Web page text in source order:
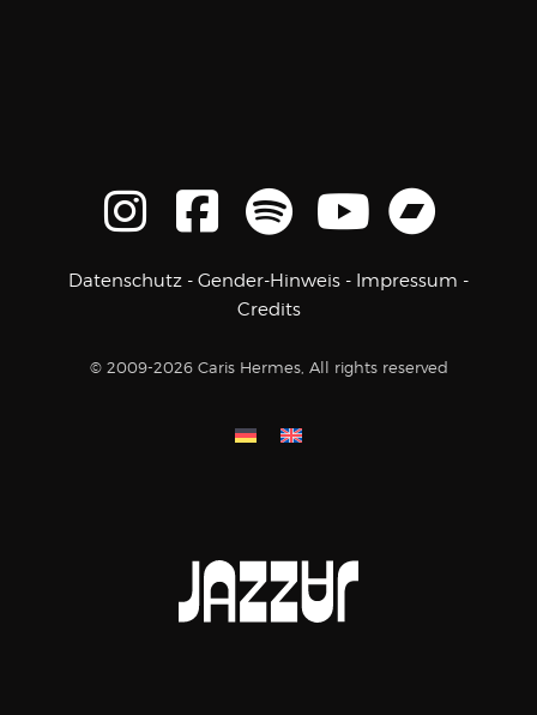
Datenschutz - Gender-Hinweis - Impressum -
Credits
© 2009-2026 Caris Hermes, All rights reserved